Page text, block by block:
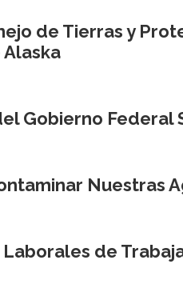
de Tierras y
Gobierno Federal
Nuestras
de